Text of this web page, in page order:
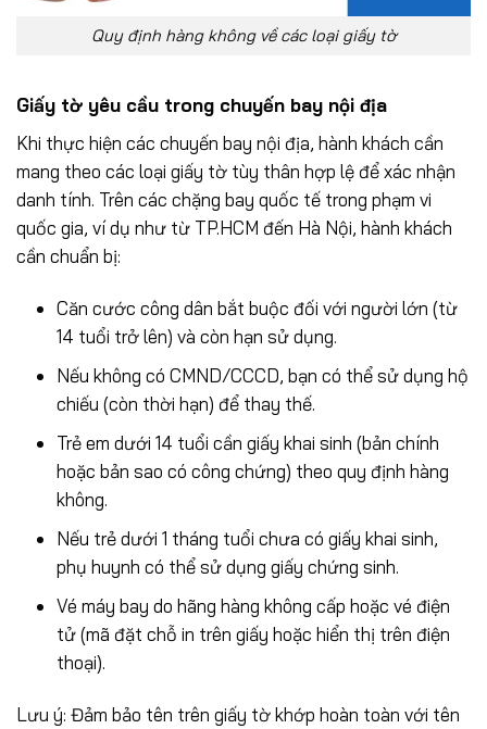
Quy định hàng không về các loại giấy tờ
Giấy tờ yêu cầu trong chuyến bay nội địa
Khi thực hiện các chuyến bay nội địa, hành khách cần
mang theo các loại giấy tờ tùy thân hợp lệ để xác nhận
danh tính. Trên các chặng bay quốc tế trong phạm vi
quốc gia, ví dụ như từ TP.HCM đến Hà Nội, hành khách
cần chuẩn bị:
Căn cước công dân bắt buộc đối với người lớn (từ
14 tuổi trở lên) và còn hạn sử dụng.
Nếu không có CMND/CCCD, bạn có thể sử dụng hộ
chiếu (còn thời hạn) để thay thế.
Trẻ em dưới 14 tuổi cần giấy khai sinh (bản chính
hoặc bản sao có công chứng) theo quy định hàng
không.
Nếu trẻ dưới 1 tháng tuổi chưa có giấy khai sinh,
phụ huynh có thể sử dụng giấy chứng sinh.
Vé máy bay do hãng hàng không cấp hoặc vé điện
tử (mã đặt chỗ in trên giấy hoặc hiển thị trên điện
thoại).
Lưu ý: Đảm bảo tên trên giấy tờ khớp hoàn toàn với tên